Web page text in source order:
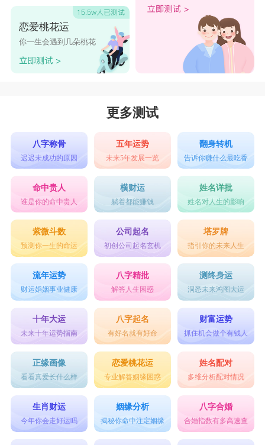
寻人寻物
失物莫着急，割舍此事物，放下追寻意，管他哪里去。
远行出国
观音灵签第89签 观音灵签第90签
观音灵签第91签 观音灵签第92签
观音灵签第93签 观音灵签第94签
观音灵签第99签 观音灵签第100签
观音灵签第102签 观音灵签第103签
恋爱桃花运
你一生会遇到几朵桃花
更多测试
八字称骨
迟迟未成功的原因
五年运势
未来5年发展一览
翻身转机
告诉你赚什么最吃香
命中贵人
谁是你的命中贵人
横财运
躺着都能赚钱
姓名详批
姓名对人生的影响
紫微斗数
预测你一生的命运
公司起名
初创公司起名玄机
塔罗牌
指引你的未来人生
流年运势
财运婚姻事业健康
八字精批
解答人生困惑
测终身运
洞悉未来鸿图大运
十年大运
未来十年运势指南
八字起名
有好名就有好命
财富运势
抓住机会做个有钱人
正缘画像
看看真爱长什么样
恋爱桃花运
专业解答姻缘困惑
姓名配对
多维分析配对情况
生肖财运
今年你会走好运吗
姻缘分析
揭秘你命中注定姻缘
八字合婚
合婚指数有多高速查